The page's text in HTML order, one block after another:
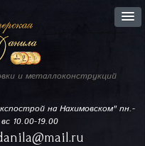
и металлоконструкций
на Нахимовском"пн.-
10.00-19.00